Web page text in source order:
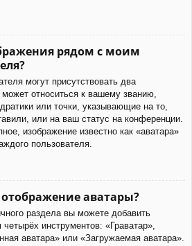
рядом с моим
могут присутствовать два
относиться к вашему званию,
или точки, указывающие на то,
или на ваш статус на конференции.
изображение известно как «аватара»
пользователя.
аватары?
раздела вы можете добавить
инструментов: «Граватар»,
аватара» или «Загружаемая аватара».